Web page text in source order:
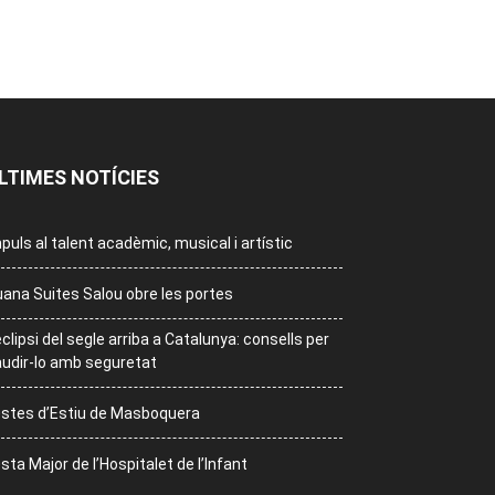
NOTÍCIES
al talent acadèmic, musical i artístic
Suites Salou obre les portes
del segle arriba a Catalunya: consells per
lo amb seguretat
d’Estiu de Masboquera
Major de l’Hospitalet de l’Infant